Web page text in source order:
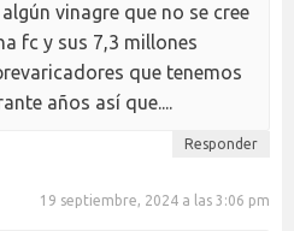
vinagre que no se cree
fc y sus 7,3 millones
que tenemos
años así que....
Responder
19 septiembre, 2024 a las 3:06 pm